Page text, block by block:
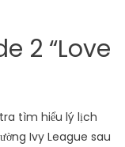
2 “Love
tìm hiểu lý lịch
Ivy League sau